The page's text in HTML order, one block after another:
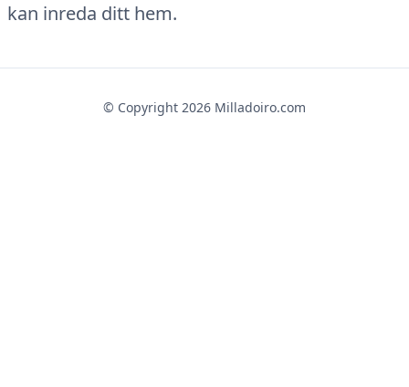
kan inreda ditt hem.
© Copyright 2026 Milladoiro.com